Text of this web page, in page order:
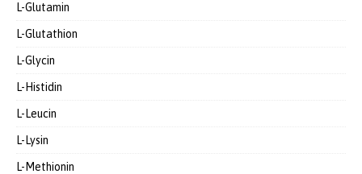
L-Glutamin
L-Glutathion
L-Glycin
L-Histidin
L-Leucin
L-Lysin
L-Methionin